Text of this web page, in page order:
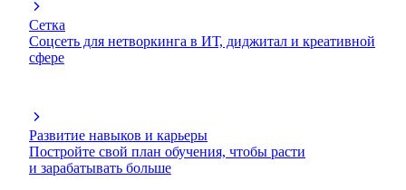
Сетка
Соцсеть для нетворкинга в ИТ, диджитал и креативной
сфере
Развитие навыков и карьеры
Постройте свой план обучения, чтобы расти
и зарабатывать больше